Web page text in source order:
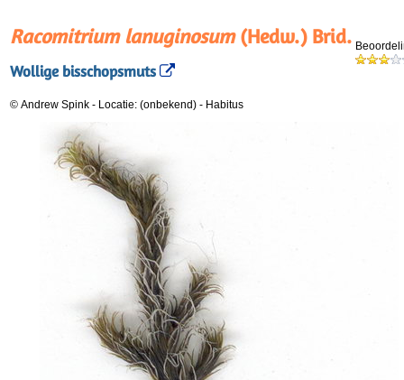
Racomitrium lanuginosum(Hedw.) Brid.
Wollige bisschopsmuts
© Andrew Spink - Locatie: (onbekend) - Habitus